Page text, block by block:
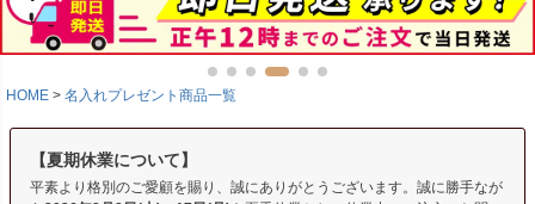
HOME 名入れプレゼント商品一覧
【夏期休業について】
平素より格別のご愛顧を賜り、誠にありがとうございます。誠に勝手なが